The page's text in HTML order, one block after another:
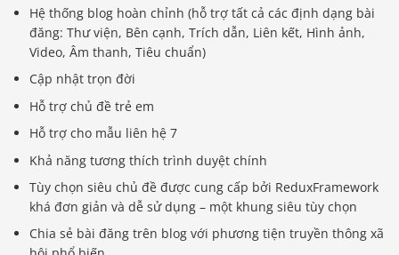
Hệ thống blog hoàn chỉnh (hỗ trợ tất cả các định dạng bài
đăng: Thư viện, Bên cạnh, Trích dẫn, Liên kết, Hình ảnh,
Video, Âm thanh, Tiêu chuẩn)
Cập nhật trọn đời
Hỗ trợ chủ đề trẻ em
Hỗ trợ cho mẫu liên hệ 7
Khả năng tương thích trình duyệt chính
Tùy chọn siêu chủ đề được cung cấp bởi ReduxFramework
khá đơn giản và dễ sử dụng – một khung siêu tùy chọn
Chia sẻ bài đăng trên blog với phương tiện truyền thông xã